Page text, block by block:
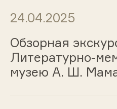
24.04.2025
Обзорная
Литературно-
музею А. Ш.